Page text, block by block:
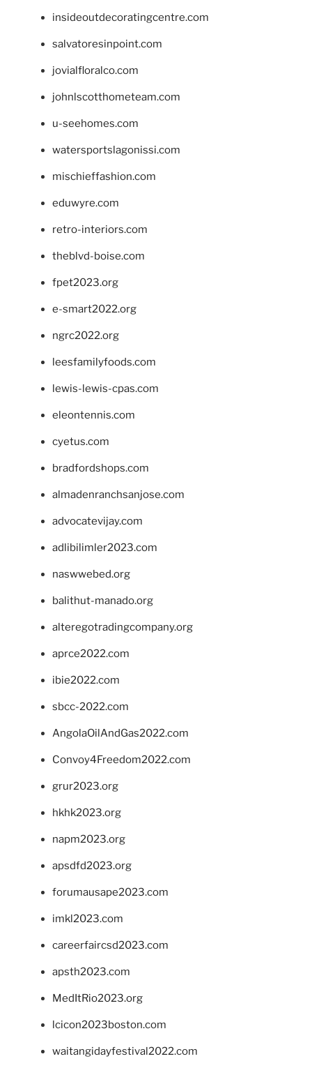
insideoutdecoratingcentre.com
salvatoresinpoint.com
jovialfloralco.com
johnlscotthometeam.com
u-seehomes.com
watersportslagonissi.com
mischieffashion.com
eduwyre.com
retro-interiors.com
theblvd-boise.com
fpet2023.org
e-smart2022.org
ngrc2022.org
leesfamilyfoods.com
lewis-lewis-cpas.com
eleontennis.com
cyetus.com
bradfordshops.com
almadenranchsanjose.com
advocatevijay.com
adlibilimler2023.com
naswwebed.org
balithut-manado.org
alteregotradingcompany.org
aprce2022.com
ibie2022.com
sbcc-2022.com
AngolaOilAndGas2022.com
Convoy4Freedom2022.com
grur2023.org
hkhk2023.org
napm2023.org
apsdfd2023.org
forumausape2023.com
imkl2023.com
careerfaircsd2023.com
apsth2023.com
MedItRio2023.org
lcicon2023boston.com
waitangidayfestival2022.com